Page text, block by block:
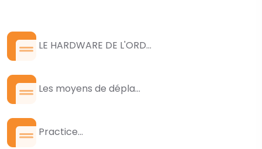
LE HARDWARE DE L'ORD...
Les moyens de dépla...
Practice...